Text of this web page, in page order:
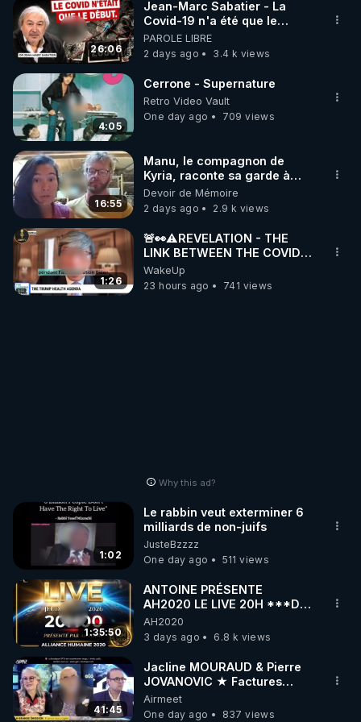
26:06
Jean-Marc Sabatier - La
Covid-19 n'a été que le
début - L'ARNm & l'ARNm-aa
jusqu où auront-t-il ?
PAROLE LIBRE
2 days ago
3.4 k views
4:05
Cerrone - Supernature
Retro Video Vault
One day ago
709 views
16:55
Manu, le compagnon de
Kyria, raconte sa garde à
vue musclée. PARTAGEZ!
Devoir de Mémoire
2 days ago
2.9 k views
1:26
🚨👀⚠️REVELATION - THE
LINK BETWEEN THE COVID
VACCINE AND CANCER -LIEN
VACCIN COVID ET CANCER
WakeUp
23 hours ago
741 views
Why this ad?
1:02
Le rabbin veut exterminer 6
milliards de non-juifs
JusteBzzzz
One day ago
511 views
1:35:50
ANTOINE PRÉSENTE
AH2020 LE LIVE 20H ***DU
06/08/2026***
AH2020
3 days ago
6.8 k views
41:45
Jacline MOURAUD & Pierre
JOVANOVIC ★ Factures
Impayées : Où Est Passé Le
Pognon ?
Airmeet
One day ago
837 views